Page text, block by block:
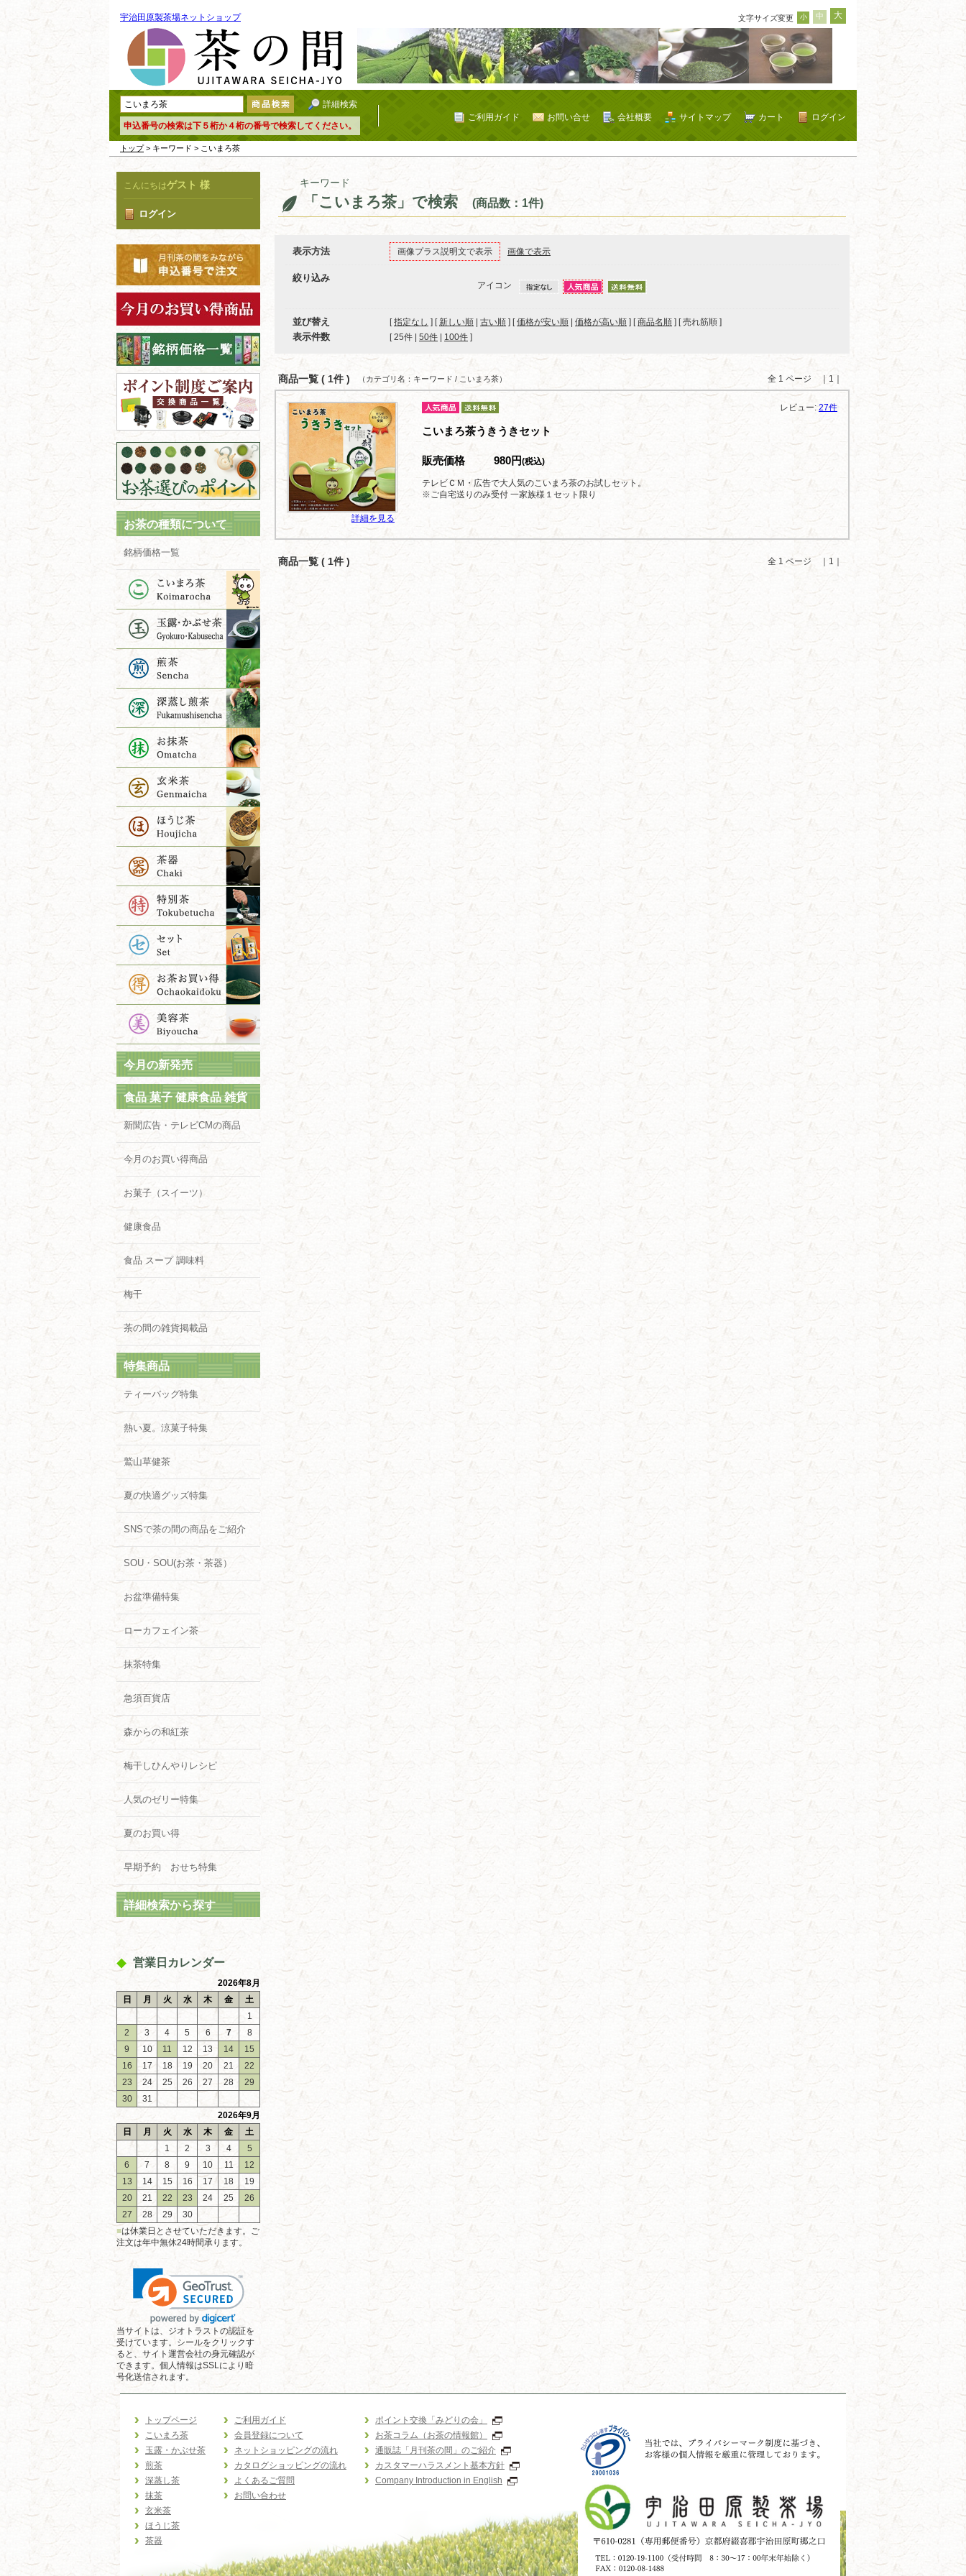
宇治田原製茶場ネットショップ 文字サイズ変更 小 中 大
詳細検索
申込番号の検索は下５桁か４桁の番号で検索してください。
ログイン
カート
サイトマップ
会社概要
お問い合せ
ご利用ガイド
トップ> キーワード > こいまろ茶
こんにちはゲスト 様
ログイン
お茶の種類について
銘柄価格一覧
今月の新発売
食品 菓子 健康食品 雑貨
新聞広告・テレビCMの商品
今月のお買い得商品
お菓子（スイーツ）
健康食品
食品 スープ 調味料
梅干
茶の間の雑貨掲載品
特集商品
ティーバッグ特集
熱い夏。涼菓子特集
鷲山草健茶
夏の快適グッズ特集
SNSで茶の間の商品をご紹介
SOU・SOU(お茶・茶器）
お盆準備特集
ローカフェイン茶
抹茶特集
急須百貨店
森からの和紅茶
梅干しひんやりレシピ
人気のゼリー特集
夏のお買い得
早期予約 おせち特集
詳細検索から探す
営業日カレンダー
2026年8月
日
月 火 水 木 金
土
1
2
3 4 5 6 7
8
9
10 11 12 13 14
15
16
17 18 19 20 21
22
23
24 25 26 27 28
29
30
31
2026年9月
日
月 火 水 木 金
土
1
2 3 4
5
6
7 8 9 10 11
12
13
14 15 16 17 18
19
20
21 22 23 24 25
26
27
28 29
30
■は休業日とさせていただきます。ご
注文は年中無休24時間承ります。
当サイトは、ジオトラストの認証を
受けています。シールをクリックす
ると、サイト運営会社の身元確認が
できます。個人情報はSSLにより暗
号化送信されます。
キーワード
「こいまろ茶」で検索 (商品数：1件)
表示方法 画像プラス説明文で表示 画像で表示
絞り込み
アイコン
並び替え [指定なし ] [ 新しい順 古い順 ] [価格が安い順 価格が高い順 ] [商品名順 ] [ 売れ筋順 ]
表示件数 [ 25件 50件 100件 ]
商品一覧 ( 1件 ) 全 1 ページ ｜1｜
（カテゴリ名：キーワード / こいまろ茶）
詳細を見る
レビュー: 27件
こいまろ茶うきうきセット
販売価格 980円(税込)
テレビＣＭ・広告で大人気のこいまろ茶のお試しセット。
※ご自宅送りのみ受付 一家族様１セット限り
商品一覧 ( 1件 ) 全 1 ページ ｜1｜
トップページ
こいまろ茶
玉露・かぶせ茶
煎茶
深蒸し茶
抹茶
玄米茶
ほうじ茶
茶器
ご利用ガイド
会員登録について
ネットショッピングの流れ
カタログショッピングの流れ
よくあるご質問
お問い合わせ
ポイント交換「みどりの会」
お茶コラム（お茶の情報館）
通販誌「月刊茶の間」のご紹介
カスタマーハラスメント基本方針
Company Introduction in English